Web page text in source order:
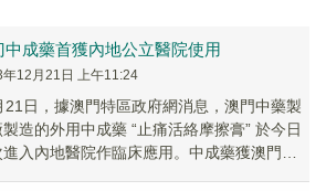
中成藥首獲內地公立醫院使用
12月21日 上午11:24
21日，據澳門特區政府網消息，澳門中藥製
造的外用中成藥 “止痛活絡摩擦膏” 於今日
入內地醫院作臨床應用。中成藥獲澳門藥